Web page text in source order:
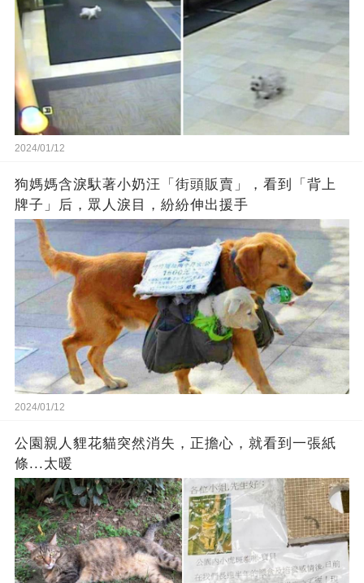
2024/01/12
狗媽媽含淚馱著小奶汪「街頭販賣」，看到「背上
牌子」后，眾人淚目，紛紛伸出援手
2024/01/12
公園親人貍花貓突然消失，正擔心，就看到一張紙
條...太暖